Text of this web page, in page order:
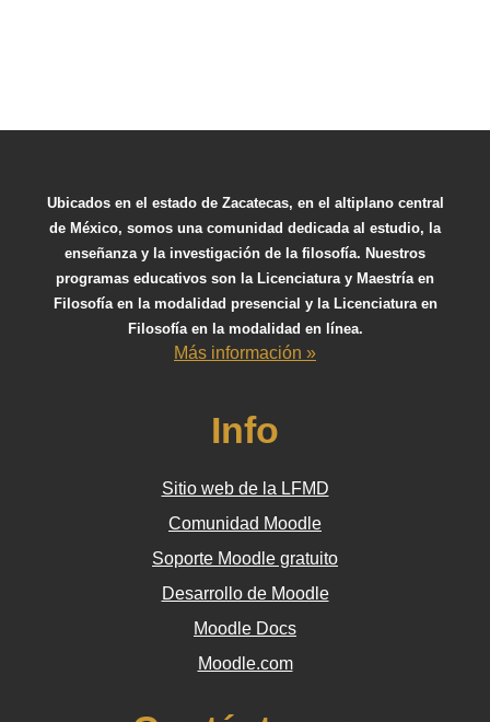
Ubicados en el estado de Zacatecas, en el altiplano central
de México, somos una comunidad dedicada al estudio, la
enseñanza y la investigación de la filosofía. Nuestros
programas educativos son la Licenciatura y Maestría en
Filosofía en la modalidad presencial y la Licenciatura en
Filosofía en la modalidad en línea.
Más información »
Info
Sitio web de la LFMD
Comunidad Moodle
Soporte Moodle gratuito
Desarrollo de Moodle
Moodle Docs
Moodle.com